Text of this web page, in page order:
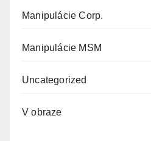
Manipulácie Corp.
Manipulácie MSM
Uncategorized
V obraze